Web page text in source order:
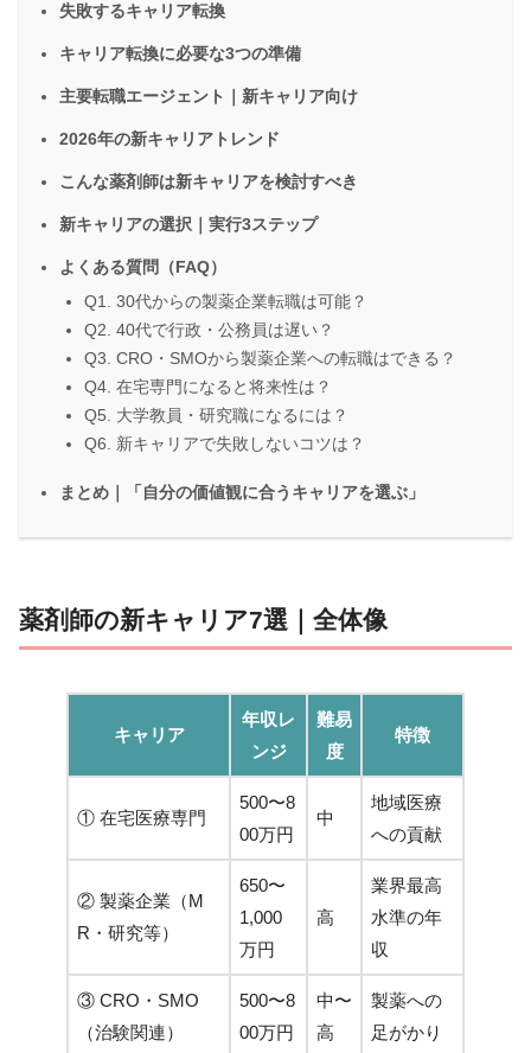
失敗するキャリア転換
キャリア転換に必要な3つの準備
主要転職エージェント｜新キャリア向け
2026年の新キャリアトレンド
こんな薬剤師は新キャリアを検討すべき
新キャリアの選択｜実行3ステップ
よくある質問（FAQ）
Q1. 30代からの製薬企業転職は可能？
Q2. 40代で行政・公務員は遅い？
Q3. CRO・SMOから製薬企業への転職はできる？
Q4. 在宅専門になると将来性は？
Q5. 大学教員・研究職になるには？
Q6. 新キャリアで失敗しないコツは？
まとめ｜「自分の価値観に合うキャリアを選ぶ」
薬剤師の新キャリア7選｜全体像
キャリア
年収レ
ンジ
難易
度
特徴
① 在宅医療専門
500〜8
00万円
中
地域医療
への貢献
② 製薬企業（M
R・研究等）
650〜
1,000
万円
高
業界最高
水準の年
収
③ CRO・SMO
（治験関連）
500〜8
00万円
中〜
高
製薬への
足がかり